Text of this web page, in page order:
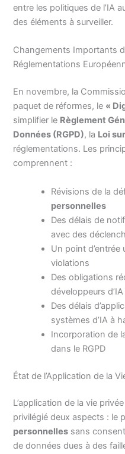
entre les politiques de l’IA
des éléments à surveiller.
Changements Importants
Réglementations
En novembre, la
paquet de réformes, le «
simplifier le Règlement
Données (RGPD), la Loi
réglementations. Les
comprennent :
Révisions de la
personnelles
Des délais de
avec des
Un point
violations
Des obligations
développeurs
Des délais
systèmes d’IA à
Incorporation de
dans le RGPD
État de l’Application de la
L’application de la vie
privilégié deux aspects : le
personnelles sans
de données dues à des